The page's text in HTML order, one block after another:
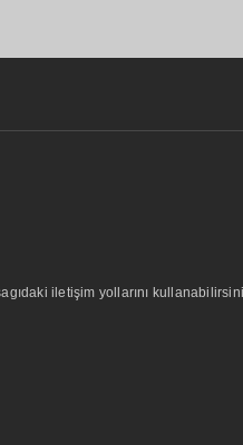
iletişim yollarını